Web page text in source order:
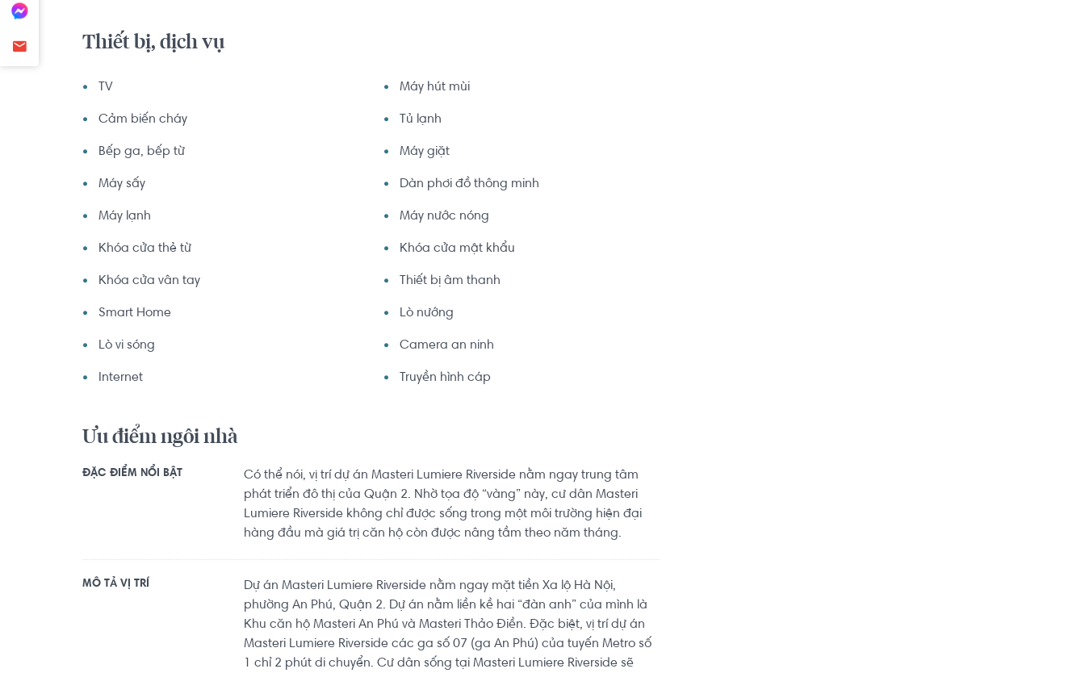
Thiết bị, dịch vụ
TV Máy hút mùi
Cảm biến cháy Tủ lạnh
Bếp ga, bếp từ Máy giặt
Máy sấy Dàn phơi đồ thông minh
Máy lạnh Máy nước nóng
Khóa cửa thẻ từ Khóa cửa mật khẩu
Khóa cửa vân tay Thiết bị âm thanh
Smart Home Lò nướng
Lò vi sóng Camera an ninh
Internet Truyền hình cáp
Ưu điểm ngôi nhà
ĐẶC ĐIỂM NỔI BẬT
Có thể nói, vị trí dự án Masteri Lumiere Riverside nằm ngay trung tâm
phát triển đô thị của Quận 2. Nhờ tọa độ “vàng” này, cư dân Masteri
Lumiere Riverside không chỉ được sống trong một môi trường hiện đại
hàng đầu mà giá trị căn hộ còn được nâng tầm theo năm tháng.
MÔ TẢ VỊ TRÍ
Dự án Masteri Lumiere Riverside nằm ngay mặt tiền Xa lộ Hà Nội,
phường An Phú, Quận 2. Dự án nằm liền kề hai “đàn anh” của mình là
Khu căn hộ Masteri An Phú và Masteri Thảo Điền. Đặc biệt, vị trí dự án
Masteri Lumiere Riverside các ga số 07 (ga An Phú) của tuyến Metro số
1 chỉ 2 phút di chuyển. Cư dân sống tại Masteri Lumiere Riverside sẽ